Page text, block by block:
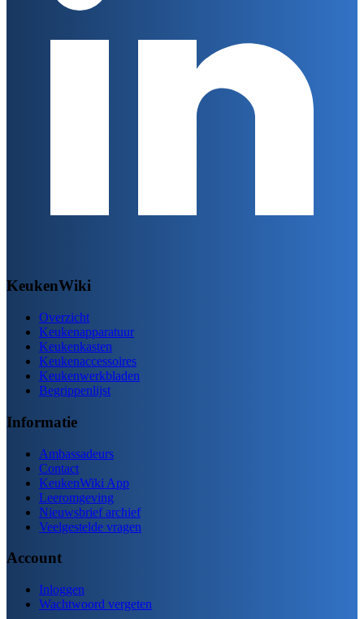
KeukenWiki
Overzicht
Keukenapparatuur
Keukenkasten
Keukenaccessoires
Keukenwerkbladen
Begrippenlijst
Informatie
Ambassadeurs
Contact
KeukenWiki App
Leeromgeving
Nieuwsbrief archief
Veelgestelde vragen
Account
Inloggen
Wachtwoord vergeten